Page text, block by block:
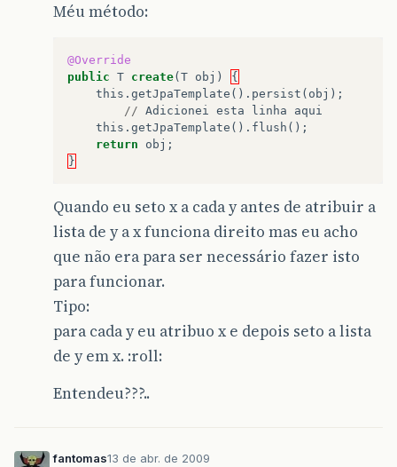
Méu método:
@Override
public T create(T obj )
{
this . getJpaTemplate (). persist ( obj );
// Adicionei esta linha
aqui
this . getJpaTemplate (). flush ();
return
obj ;
}
Quando eu seto x a cada y antes de atribuir a
lista de y a x funciona direito mas eu acho
que não era para ser necessário fazer isto
para funcionar.
Tipo:
para cada y eu atribuo x e depois seto a lista
de y em x. :roll:
Entendeu???..
fantomas13 de abr. de 2009